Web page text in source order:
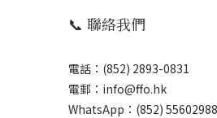
📞 聯絡我們
電話：(852) 2893-0831
電郵：info@ffo.hk
WhatsApp： (852)